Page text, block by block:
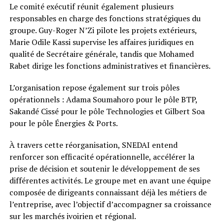
Le comité exécutif réunit également plusieurs
responsables en charge des fonctions stratégiques du
groupe. Guy-Roger N’Zi pilote les projets extérieurs,
Marie Odile Kassi supervise les affaires juridiques en
qualité de Secrétaire générale, tandis que Mohamed
Rabet dirige les fonctions administratives et financières.
L’organisation repose également sur trois pôles
opérationnels : Adama Soumahoro pour le pôle BTP,
Sakandé Cissé pour le pôle Technologies et Gilbert Soa
pour le pôle Énergies & Ports.
À travers cette réorganisation, SNEDAI entend
renforcer son efficacité opérationnelle, accélérer la
prise de décision et soutenir le développement de ses
différentes activités. Le groupe met en avant une équipe
composée de dirigeants connaissant déjà les métiers de
l’entreprise, avec l’objectif d’accompagner sa croissance
sur les marchés ivoirien et régional.